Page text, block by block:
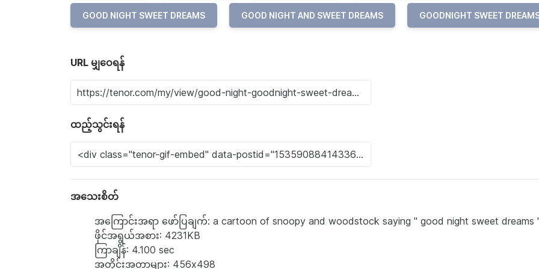
GOOD NIGHT SWEET DREAMS GOOD NIGHT AND SWEET DREAMS GOODNIGHT SWEET
URL မျှဝေရန်
ထည့်သွင်းရန်
အသေးစိတ်
အကြောင်းအရာ ဖော်ပြချက်: a cartoon of snoopy and woodstock saying " good night sweet dreams
ဖိုင်အရွယ်အစား: 4231KB
ကြာချိန်: 4.100 sec
အတိုင်းအတာများ: 456x498